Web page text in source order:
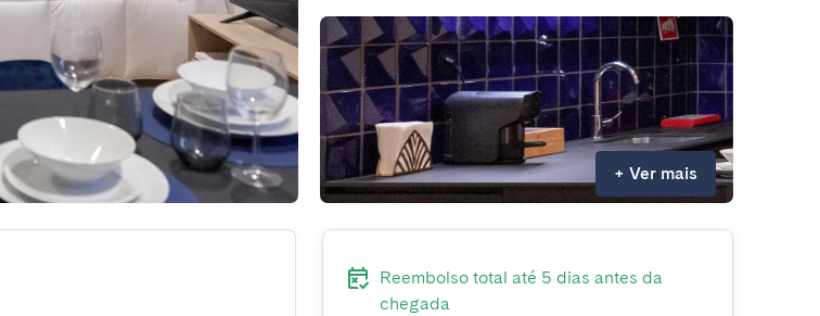
+ Ver mais
Reembolso total até 5 dias antes da
chegada